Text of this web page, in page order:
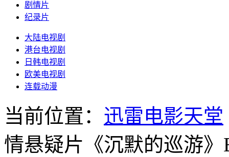
剧情片
纪录片
大陆电视剧
港台电视剧
日韩电视剧
欧美电视剧
连载动漫
当前位置： 迅雷电影天堂
情悬疑片《沉默的巡游